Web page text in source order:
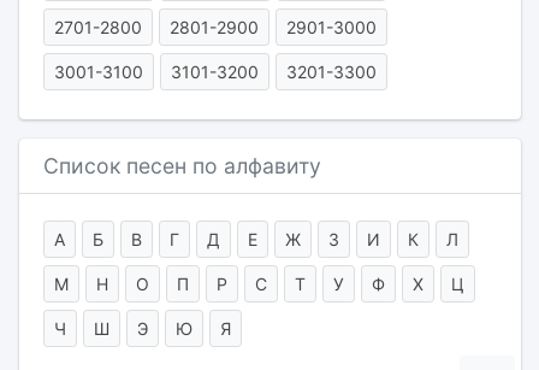
2701-2800 2801-2900 2901-3000
3001-3100 3101-3200 3201-3300
Список песен по алфавиту
А Б В Г Д Е Ж З И К Л
М Н О П Р С Т У Ф Х Ц
Ч Ш Э Ю Я